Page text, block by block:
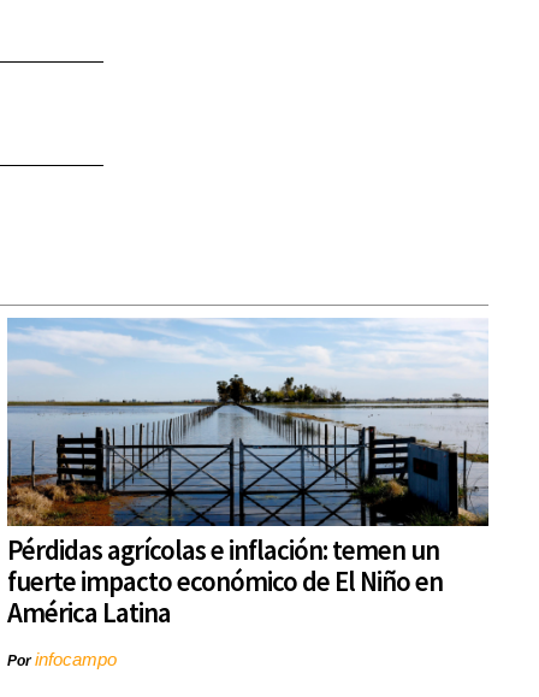
Pérdidas agrícolas e inflación: temen un
fuerte impacto económico de El Niño en
América Latina
Porinfocampo